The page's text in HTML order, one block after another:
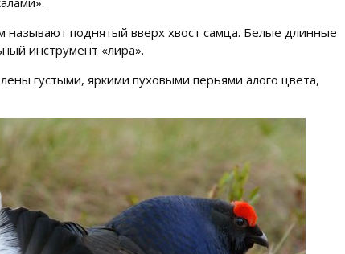
поднятый вверх хвост самца. Белые длинные
инструмент «лира».
густыми, яркими пуховыми перьями алого цвета,